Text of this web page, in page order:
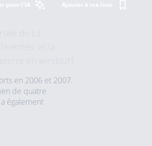
pour l'IA Ajouter à ma liste
en 2006 et 2007.
de quatre
également